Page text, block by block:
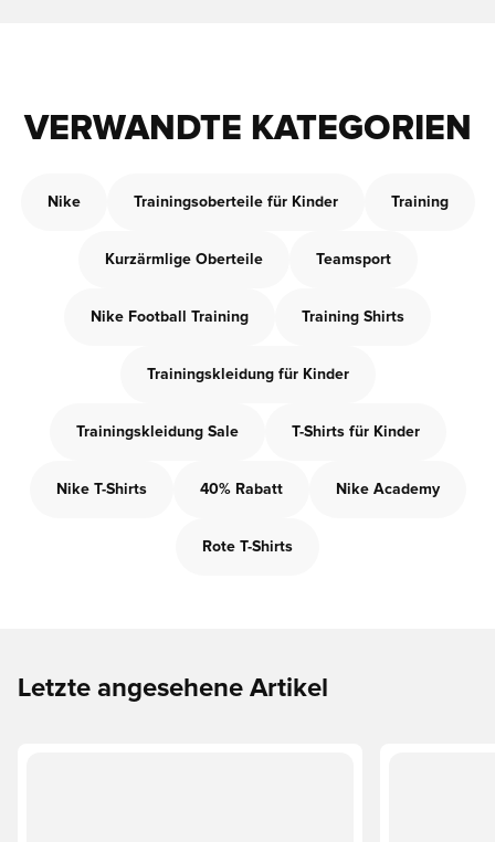
VERWANDTE KATEGORIEN
Nike Trainingsoberteile für Kinder Training
Kurzärmlige Oberteile Teamsport
Nike Football Training Training Shirts
Trainingskleidung für Kinder
Trainingskleidung Sale T-Shirts für Kinder
Nike T-Shirts 40% Rabatt Nike Academy
Rote T-Shirts
Letzte angesehene Artikel